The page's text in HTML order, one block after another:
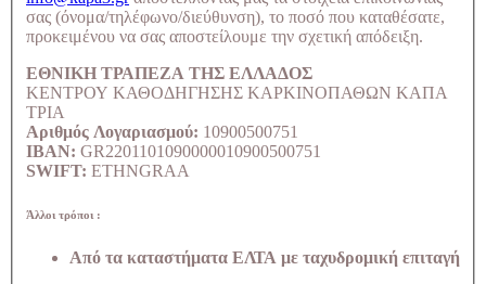
σας (όνομα/τηλέφωνο/διεύθυνση), το ποσό που καταθέσατε,
προκειμένου να σας αποστείλουμε την σχετική απόδειξη.
ΕΘΝΙΚΗ ΤΡΑΠΕΖΑ ΤΗΣ ΕΛΛΑΔΟΣ
ΚΕΝΤΡΟΥ ΚΑΘΟΔΗΓΗΣΗΣ ΚΑΡΚΙΝΟΠΑΘΩΝ ΚΑΠΑ
ΤΡΙΑ
Αριθμός Λογαριασμού: 10900500751
IBAN: GR2201101090000010900500751
SWIFT: ETHNGRAA
Άλλοι τρόποι :
Από τα καταστήματα ΕΛΤΑ με ταχυδρομική επιταγή